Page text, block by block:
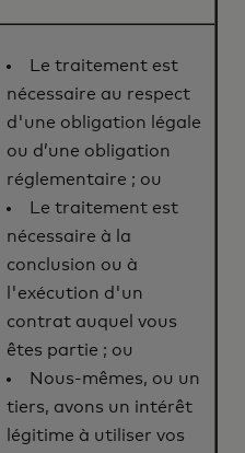
Le traitement est
nécessaire au respect
d'une obligation légale
ou d’une obligation
réglementaire ; ou
Le traitement est
nécessaire à la
conclusion ou à
l'exécution d'un
contrat auquel vous
êtes partie ; ou
Nous-mêmes, ou un
tiers, avons un intérêt
légitime à utiliser vos